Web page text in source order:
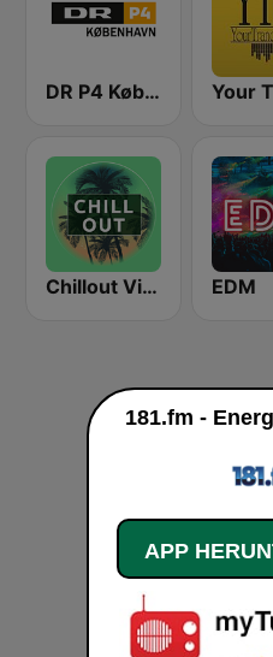
DR P4 København
Chillout Vibes EDM
APP